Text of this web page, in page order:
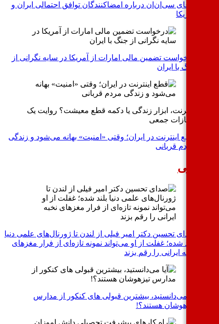
ادعای سی‌ان‌ان درباره امضاکنندگان توافق احتمالی ایران و
درخواست تضمین مالی امارات از آمریکا در سایه نگرانی از
جنگ با ایران
اینترنت، ابزار زندگی یا دکمه قطع معیشت؟ روایت یک
مجازات جمعی
قطع اینترنت در ایران؛ وقتی «امنیت» بهانه می‌شود و زندگی
مردم قربانی
صدای تحسین دکتر امیر فیلی از لندن تا ژورنال‌های علمی دنیا
بلند شده؛ غفلت از او می‌تواند نمونه تازه‌ای از فرار مغزهای
نخبه ایرانی را رقم بزند
آیا می‌دانستید، بیشترین قبولی های کنکور از مدارس
تیزهوشان هستند؟!